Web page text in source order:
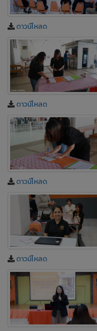
ดาวน์โหลด
ดาวน์โหลด
ดาวน์โหลด
ดาวน์โหลด